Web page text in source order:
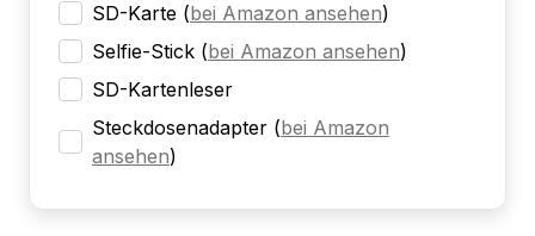
SD-Karte (bei Amazon ansehen)
Selfie-Stick (bei Amazon ansehen)
SD-Kartenleser
Steckdosenadapter (bei Amazon
ansehen)